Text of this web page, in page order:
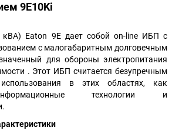
9E10Ki
кВА) Eaton 9E дает собой on-line ИБП с
с малогабаритным долговечным
для обороны электропитания
. Этот ИБП считается безупречным
в этих областях, как
технологии и